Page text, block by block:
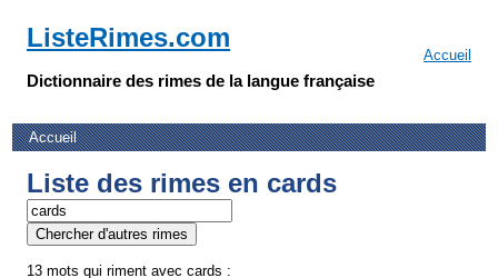
ListeRimes.com
Dictionnaire des rimes de la langue française
Accueil
Accueil
Liste des rimes en cards
13 mots qui riment avec cards :